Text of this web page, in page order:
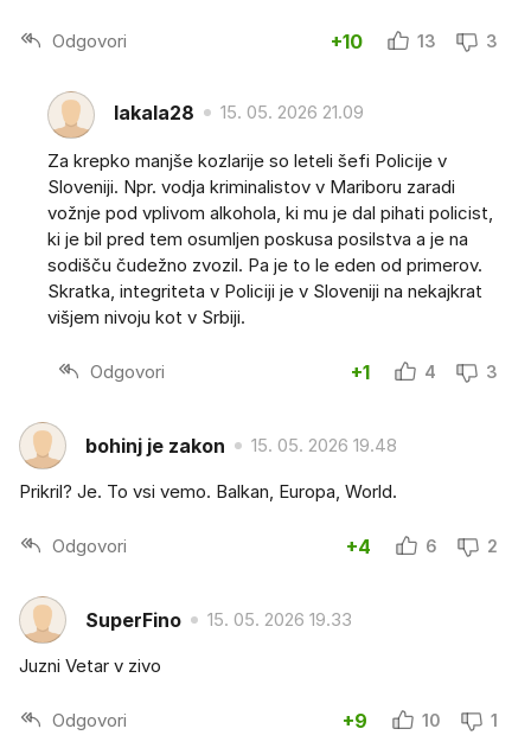
Odgovori +10 13 3
lakala28 15. 05. 2026 21.09
Za krepko manjše kozlarije so leteli šefi Policije v
Sloveniji. Npr. vodja kriminalistov v Mariboru zaradi
vožnje pod vplivom alkohola, ki mu je dal pihati policist,
ki je bil pred tem osumljen poskusa posilstva a je na
sodišču čudežno zvozil. Pa je to le eden od primerov.
Skratka, integriteta v Policiji je v Sloveniji na nekajkrat
višjem nivoju kot v Srbiji.
Odgovori +1 4 3
bohinj je zakon 15. 05. 2026 19.48
Prikril? Je. To vsi vemo. Balkan, Europa, World.
Odgovori +4 6 2
SuperFino 15. 05. 2026 19.33
Juzni Vetar v zivo
Odgovori +9 10 1